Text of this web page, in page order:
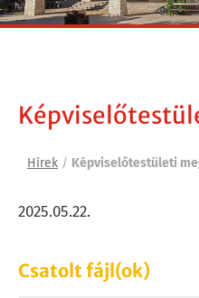
Hírek / Képviselőtestületi
2025.05.22.
Csatolt fájl(ok)